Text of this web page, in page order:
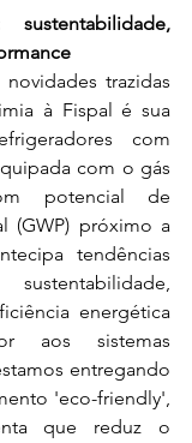
trazidas
à Fispal é sua
com
com o gás
potencial de
(GWP) próximo a
tendências
energética
aos sistemas
entregando
'eco-friendly',
que reduz o